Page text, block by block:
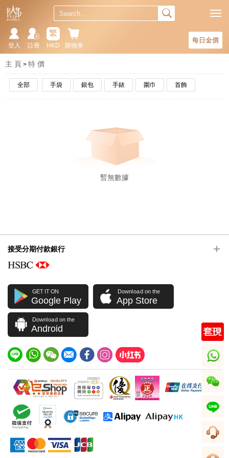
每日金價
購物車
繁
HKD
註冊
登入
主 頁 特 價
全部 手袋 銀包 手錶 圍巾 首飾
暫無數據
接受分期付款銀行
GET IT ON
Google Play
Download on the
App Store
Download on the
Android
whatsapp